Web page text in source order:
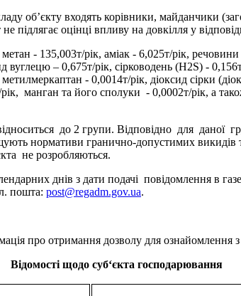
об’єкту входять корівники, майданчики
підлягає оцінці впливу на довкілля у
- 135,003т/рік, аміак - 6,025т/рік,
вуглецю – 0,675т/рік, сірководень (H2S) -
- 0,0014т/рік, діоксид сірки
манган та його сполуки - 0,0002т/рік, а
до 2 групи. Відповідно для даної
нормативи гранично-допустимих викидів
не розробляються.
днів з дати подачі повідомлення в
пошта: post@regadm.gov.ua.
про отримання дозволу для ознайомлення
Відомості щодо суб‘єкта господарювання